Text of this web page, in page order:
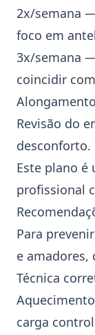
2x/semana
foco em
3x/semana
coincidir
Revisão do
desconforto.
Este plano é
profissional
Para
e amadores,
Técnica
carga